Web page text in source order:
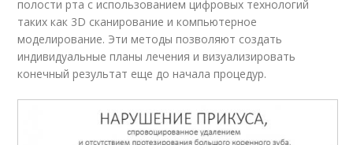
полости рта с использованием цифровых технологий
таких как 3D сканирование и компьютерное
моделирование. Эти методы позволяют создать
индивидуальные планы лечения и визуализировать
конечный результат еще до начала процедур.